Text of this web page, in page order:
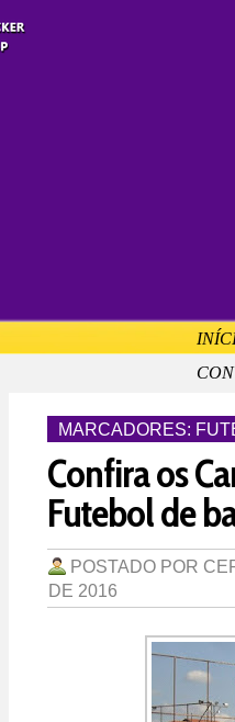
MARCADORES:
Confira os
Futebol de
POSTADO POR
DE 2016